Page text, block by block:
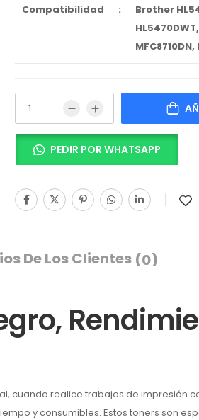
Compatibilidad :
Brother
MFC8710DN,
PEDIR POR WHATSAPP
De Los Clientes (0)
cuando realice trabajos de impresión
y consumibles. Estos toners son